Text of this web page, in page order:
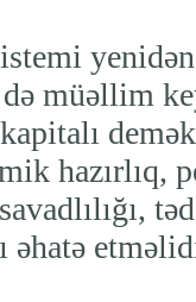
müəllim
hazırlıq,
əhatə